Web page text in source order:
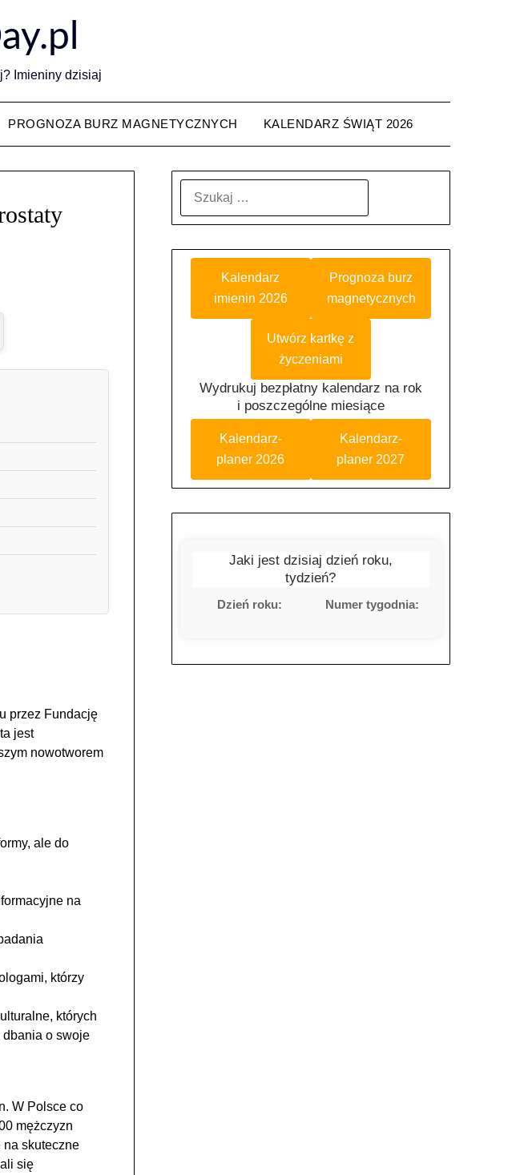
Imieniny dzisiaj
PROGNOZA BURZ MAGNETYCZNYCH KALENDARZ ŚWIĄT 2026
przez Fundację
jest
nowotworem
ale do
na
którzy
których
o swoje
W Polsce co
mężczyzn
na skuteczne
się
Kalendarz
imienin 2026
Prognoza burz
magnetycznych
Utwórz kartkę z
życzeniami
Wydrukuj bezpłatny kalendarz na rok
i poszczególne miesiące
Kalendarz-
planer 2026
Kalendarz-
planer 2027
Jaki jest dzisiaj dzień roku,
tydzień?
Dzień roku: Numer tygodnia: